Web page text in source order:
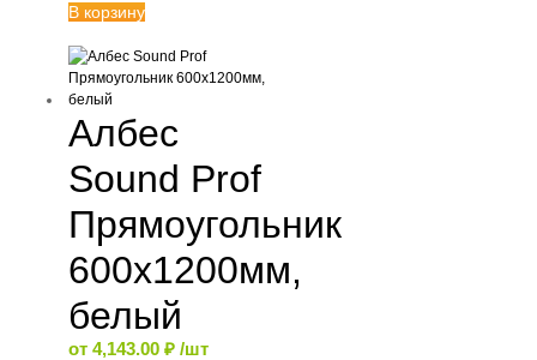
В корзину
Албес
Sound Prof
Прямоугольник
600х1200мм,
белый
от 4,143.00 ₽ /шт